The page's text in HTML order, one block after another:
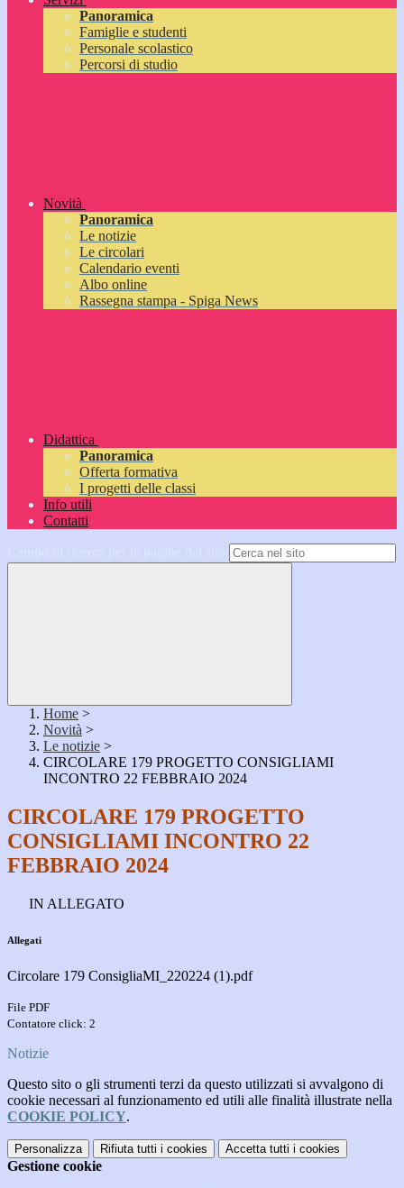
Panoramica
Famiglie e studenti
Personale scolastico
Percorsi di studio
Novità
Panoramica
Le notizie
Le circolari
Calendario eventi
Albo online
Rassegna stampa - Spiga News
Didattica
Panoramica
Offerta formativa
I progetti delle classi
Info utili
Contatti
Home >
Novità >
Le notizie >
CIRCOLARE 179 PROGETTO CONSIGLIAMI
INCONTRO 22 FEBBRAIO 2024
CIRCOLARE 179 PROGETTO
CONSIGLIAMI INCONTRO 22
FEBBRAIO 2024
IN ALLEGATO
Allegati
Circolare 179 ConsigliaMI_220224 (1).pdf
File PDF
Contatore click: 2
Notizie
Questo sito o gli strumenti terzi da questo utilizzati si avvalgono di
cookie necessari al funzionamento ed utili alle finalità illustrate nella
COOKIE POLICY.
Personalizza Rifiuta tutti i cookies Accetta tutti i cookies
Gestione cookie